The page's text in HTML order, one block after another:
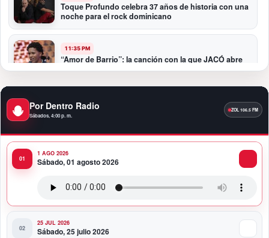
Toque Profundo celebra 37 años de historia con una
noche para el rock dominicano
11:35 PM
“Amor de Barrio”: la canción con la que JACÓ abre
un nuevo capítulo en la bachata
Presidente Abinader participa en la transmisión de
mando presidencial de Abelardo de la Espriella en
10:34 PM
Presidente Abinader participa en la transmisión de
Colombia
Por Dentro Radio
Sábados, 4:00 p. m.
1 AGO 2026
Sábado, 01 agosto 2026
25 JUL 2026
Sábado, 25 julio 2026